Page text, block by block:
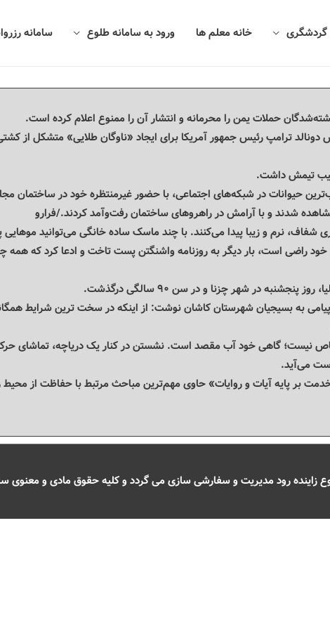
گردشگری خانه معلم ها ورود به سامانه طلوع سامانه
حملات یمن را محرمانه و انتشار آن را ممنوع اعلام کرده است.
ترامپ رئیس جمهور آمریکا برای ایجاد «ناوگان طلایی» متشکل از
تیمش داشت.
حیوانات در شبکه‌های اجتماعی، با حضور غیرمنتظره خود در ساختمان
شدند و با آرامش در راهروهای ساختمان رفت‌وآمد کردند./فرارو
نرم و زیبا پیدا می‌کنند. با چند ماسک ساده خانگی می‌توانید موهایی
خود راضی است، بار دیگر به روزنامه واشنگتن پست تاخت و ادعا کرد که همه
در شهر چزنا و در سن ۹۰ سالگی درگذشت.
به بسیجیان شهرستان کاشان نوشت: از اینکه در سخت ترین شرایط
نیست؛ گاهی خود آب مقصد است. نشستن در کنار یک دریاچه، تماشای
می‌آید.
بر پایه آیات و روایات» حاوی مهم‌ترین مباحث مرتبط با حفاظت از
رود مدیریت و سفارشی سازی می گردد و کلیه حقوق مادی و معنوی